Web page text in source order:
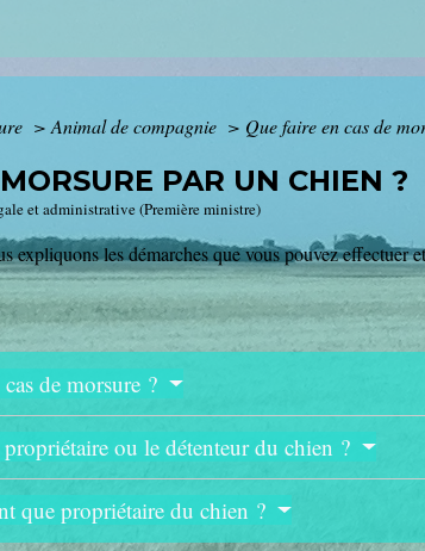
> Animal de compagnie > Que faire en cas de
PAR UN CHIEN ?
et administrative (Première ministre)
expliquons les démarches que vous pouvez effectuer
de morsure ?
ou le détenteur du chien ?
que propriétaire du chien ?